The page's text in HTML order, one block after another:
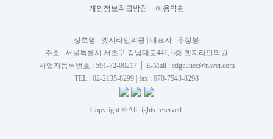
개인정보취급방침
이용약관
상호명 : 엣지라인의원 | 대표자 : 우상봉
주소 : 서울특별시 서초구 강남대로441, 6층 엣지라인의원
사업자등록번호 : 591-72-00217 │ E-Mail : edgelinec@naver.com
TEL : 02-2135-8299 | fax : 070-7543-8298
Copyright © All rights reserved.